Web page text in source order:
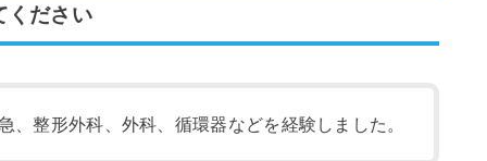
ください
、整形外科、外科、循環器などを経験しました。